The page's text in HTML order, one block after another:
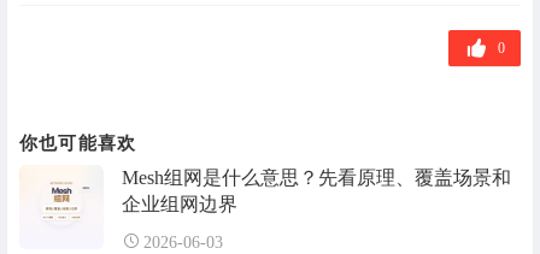
0
你也可能喜欢
Mesh组网是什么意思？先看原理、覆盖场景和
企业组网边界
2026-06-03